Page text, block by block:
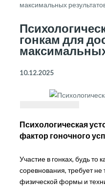
максимальных
гонкам для
10.12.2025
Психологическая
фактор гоночного
Участие в гонках, будь то
соревнования, требует
физической формы и